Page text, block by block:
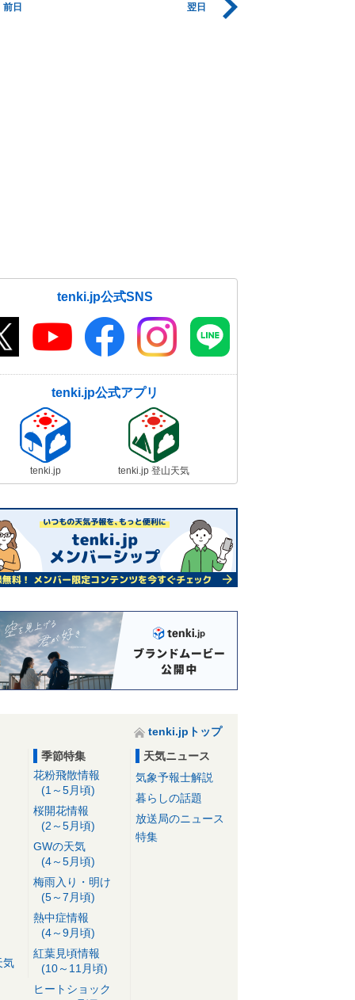
前日 翌日
tenki.jp公式SNS
tenki.jp公式アプリ
tenki.jp tenki.jp 登山天気
tenki.jpトップ
気
季節特集
花粉飛散情報
(1～5月頃)
桜開花情報
(2～5月頃)
GWの天気
(4～5月頃)
梅雨入り・明け
(5～7月頃)
熱中症情報
(4～9月頃)
紅葉見頃情報
(10～11月頃)
ヒートショック
天気ニュース
気象予報士解説
暮らしの話題
放送局のニュース
特集